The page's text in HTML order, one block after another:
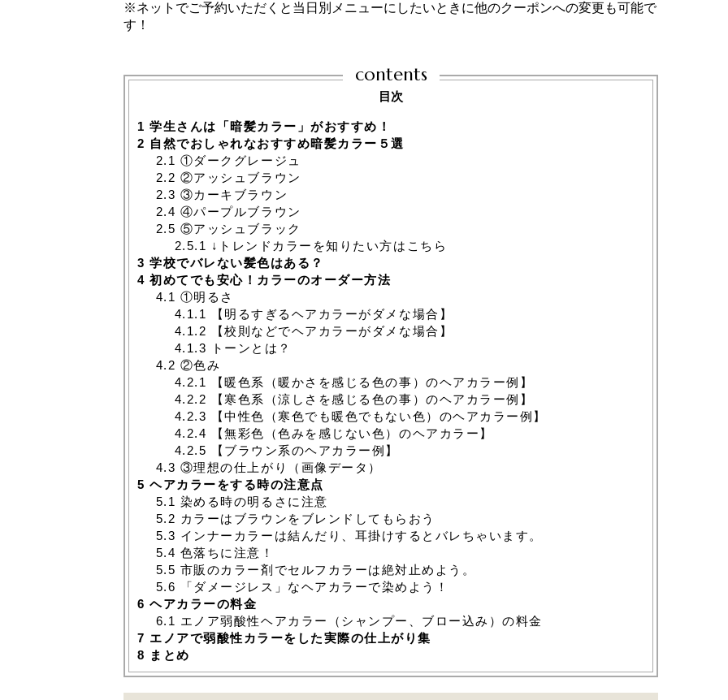
※ネットでご予約いただくと当日別メニューにしたいときに他のクーポンへの変更も可能で
す！
contents
目次
1 学生さんは「暗髪カラー」がおすすめ！
2 自然でおしゃれなおすすめ暗髪カラー５選
2.1 ①ダークグレージュ
2.2 ②アッシュブラウン
2.3 ③カーキブラウン
2.4 ④パープルブラウン
2.5 ⑤アッシュブラック
2.5.1 ↓トレンドカラーを知りたい方はこちら
3 学校でバレない髪色はある？
4 初めてでも安心！カラーのオーダー方法
4.1 ①明るさ
4.1.1
【明るすぎるヘアカラーがダメな場合】
4.1.2 【校則などでヘアカラーがダメな場合】
4.1.3 トーンとは？
4.2 ②色み
4.2.1
【暖色系（暖かさを感じる色の事）のヘアカラー例】
4.2.2 【寒色系（涼しさを感じる色の事）のヘアカラー例】
4.2.3 【中性色（寒色でも暖色でもない色）のヘアカラー例】
4.2.4 【無彩色（色みを感じない色）のヘアカラー】
4.2.5 【ブラウン系のヘアカラー例】
4.3 ③理想の仕上がり（画像データ）
5 ヘアカラーをする時の注意点
5.1 染める時の明るさに注意
5.2 カラーはブラウンをブレンドしてもらおう
5.3 インナーカラーは結んだり、耳掛けするとバレちゃいます。
5.4 色落ちに注意！
5.5 市販のカラー剤でセルフカラーは絶対止めよう。
5.6 「ダメージレス」なヘアカラーで染めよう！
6 ヘアカラーの料金
6.1 エノア弱酸性ヘアカラー（シャンプー、ブロー込み）の料金
7 エノアで弱酸性カラーをした実際の仕上がり集
8 まとめ